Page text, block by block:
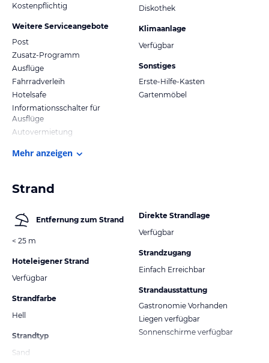
Kostenpflichtig
Weitere Serviceangebote
Post
Zusatz-Programm
Ausflüge
Fahrradverleih
Hotelsafe
Informationsschalter für
Ausflüge
Autovermietung
Diskothek
Klimaanlage
Verfügbar
Sonstiges
Erste-Hilfe-Kasten
Gartenmöbel
Mehr anzeigen
Strand
Entfernung zum Strand
< 25 m
Hoteleigener Strand
Verfügbar
Strandfarbe
Hell
Strandtyp
Sand
Direkte Strandlage
Verfügbar
Strandzugang
Einfach Erreichbar
Strandausstattung
Gastronomie Vorhanden
Liegen verfügbar
Sonnenschirme verfügbar